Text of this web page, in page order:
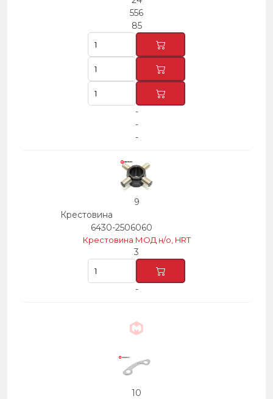
556
85
-
-
-
9
Крестовина
6430-2506060
Крестовина МОД н/о, HRT
3
-
10